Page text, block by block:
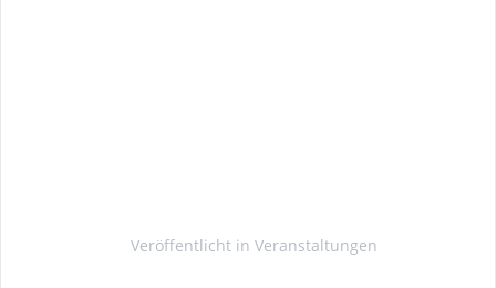
Veröffentlicht in Veranstaltungen